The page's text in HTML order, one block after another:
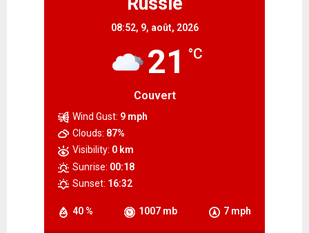
08:52, 9, août, 2026
21 °C
Couvert
40 % 1007 mb 7 mph
Wind Gust: 9 mph
Clouds: 87%
Visibility: 0 km
Sunrise: 00:18
Sunset: 16:32